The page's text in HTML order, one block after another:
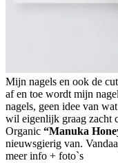
Mijn nagels en ook de
af en toe wordt mijn
nagels, geen idee van
wil eigenlijk graag zacht
Organic “Manuka
nieuwsgierig van.
meer info + foto`s